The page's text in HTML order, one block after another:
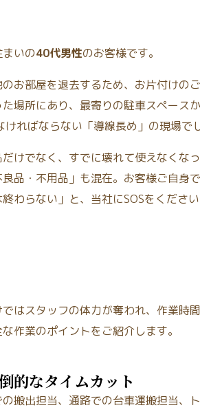
いの40代男性のお客様です。
お部屋を退去するため、お片付けの
場所にあり、最寄りの駐車スペース
ればならない「導線長め」の現場でし
けでなく、すでに壊れて使えなくな
品・不用品」も混在。お客様ご自身
わらない」と、当社にSOSをください
はスタッフの体力が奪われ、作業時
作業のポイントをご紹介します。
的なタイムカット
搬出担当、通路での台車運搬担当、